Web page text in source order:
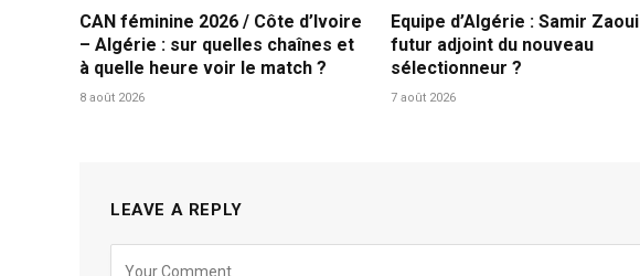
CAN féminine 2026 / Côte d’Ivoire
– Algérie : sur quelles chaînes et
à quelle heure voir le match ?
8 août 2026
Equipe d’Algérie : Samir Zaoui
futur adjoint du nouveau
sélectionneur ?
7 août 2026
LEAVE A REPLY